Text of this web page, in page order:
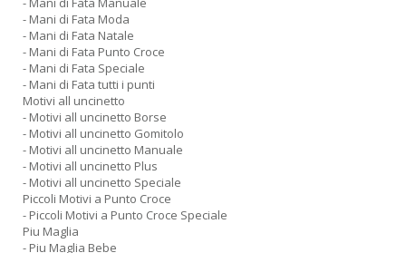
- Mani di Fata Moda
- Mani di Fata Natale
- Mani di Fata Punto Croce
- Mani di Fata Speciale
- Mani di Fata tutti i punti
Motivi all uncinetto
- Motivi all uncinetto Borse
- Motivi all uncinetto Gomitolo
- Motivi all uncinetto Manuale
- Motivi all uncinetto Plus
- Motivi all uncinetto Speciale
Piccoli Motivi a Punto Croce
- Piccoli Motivi a Punto Croce Speciale
Piu Maglia
- Piu Maglia Bebe